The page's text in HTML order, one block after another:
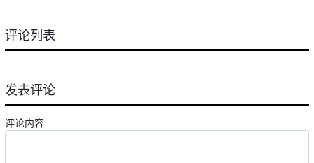
评论列表
发表评论
评论内容